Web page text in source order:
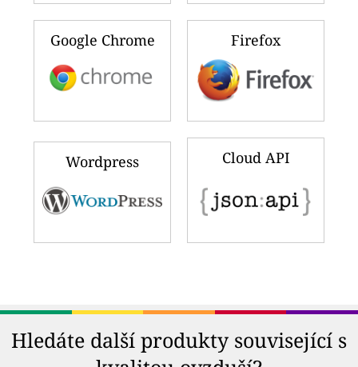
Google Chrome Firefox
Wordpress Cloud API
Hledáte další produkty související s